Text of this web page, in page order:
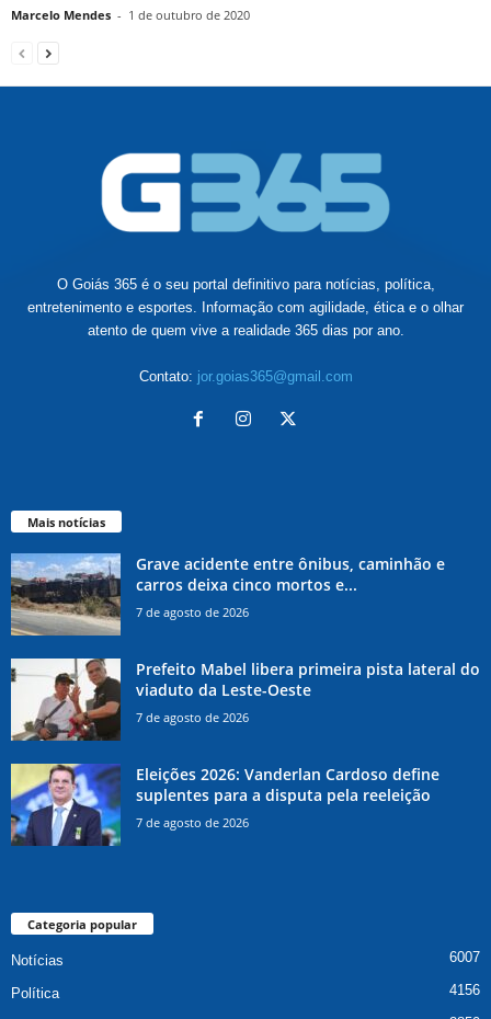
Marcelo Mendes - 1 de outubro de 2020
O Goiás 365 é o seu portal definitivo para notícias, política,
entretenimento e esportes. Informação com agilidade, ética e o olhar
atento de quem vive a realidade 365 dias por ano.
Contato: jor.goias365@gmail.com
Mais notícias
Grave acidente entre ônibus, caminhão e
carros deixa cinco mortos e...
7 de agosto de 2026
Prefeito Mabel libera primeira pista lateral do
viaduto da Leste-Oeste
7 de agosto de 2026
Eleições 2026: Vanderlan Cardoso define
suplentes para a disputa pela reeleição
7 de agosto de 2026
Categoria popular
Notícias 6007
Política 4156